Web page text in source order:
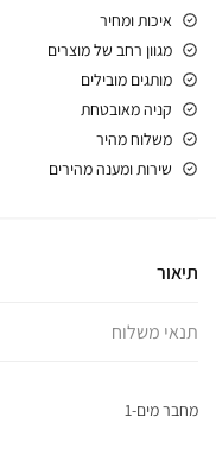
איכות ומחיר
מגוון רחב של מוצרים
מותגים מובילים
קניה מאובטחת
משלוח מהיר
שירות ומענה מהירים
תיאור
תנאי משלוח
מחבר מים-1